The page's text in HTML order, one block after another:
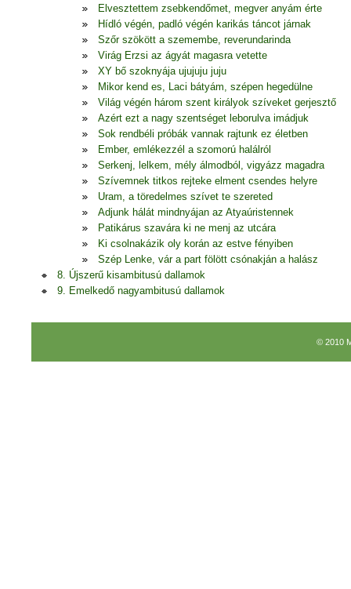
Elvesztettem zsebkendőmet, megver anyám érte
Hídló végén, padló végén karikás táncot járnak
Szőr szökött a szemembe, reverundarinda
Virág Erzsi az ágyát magasra vetette
XY bő szoknyája ujujuju juju
Mikor kend es, Laci bátyám, szépen hegedülne
Világ végén három szent királyok szíveket gerjesztő
Azért ezt a nagy szentséget leborulva imádjuk
Sok rendbéli próbák vannak rajtunk ez életben
Ember, emlékezzél a szomorú halálról
Serkenj, lelkem, mély álmodból, vigyázz magadra
Szívemnek titkos rejteke elment csendes helyre
Uram, a töredelmes szívet te szereted
Adjunk hálát mindnyájan az Atyaúristennek
Patikárus szavára ki ne menj az utcára
Ki csolnakázik oly korán az estve fényiben
Szép Lenke, vár a part fölött csónakján a halász
8. Újszerű kisambitusú dallamok
9. Emelkedő nagyambitusú dallamok
© 2010